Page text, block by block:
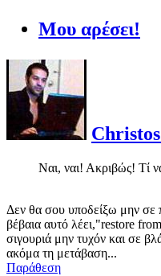
Μου αρέσει!
Ναι, ναι! Ακριβώς! Τί
Δεν θα σου υποδείξω μην σε
βέβαια αυτό λέει,"restore
σιγουριά μην τυχόν και σε
ακόμα τη μετάβαση...
Παράθεση